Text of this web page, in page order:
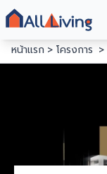
หน้าแรก
โครงการ